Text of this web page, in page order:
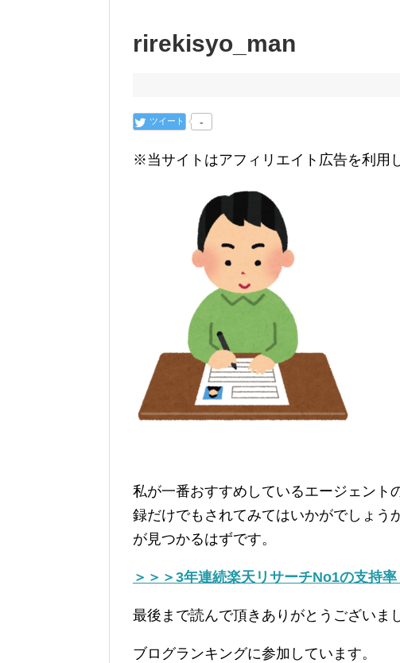
rirekisyo_man
-
ツイート
※当サイトはアフィリエイト広告を利用
私が一番おすすめしているエージェント
録だけでもされてみてはいかがでしょう
が見つかるはずです。
＞＞＞3年連続楽天リサーチNo1の支持
最後まで読んで頂きありがとうございま
ブログランキングに参加しています。